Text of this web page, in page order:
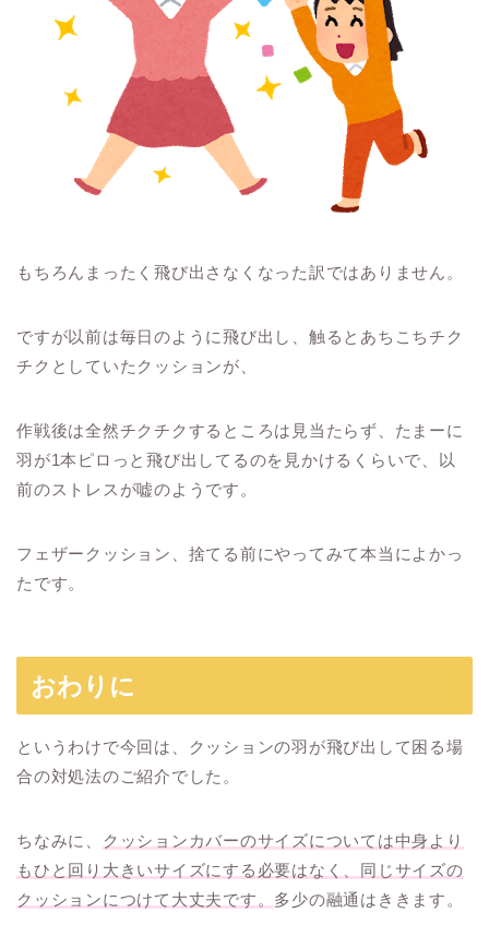
もちろんまったく飛び出さなくなった訳ではありません。
ですが以前は毎日のように飛び出し、触るとあちこちチク
チクとしていたクッションが、
作戦後は全然チクチクするところは見当たらず、たまーに
羽が1本ピロっと飛び出してるのを見かけるくらいで、以
前のストレスが嘘のようです。
フェザークッション、捨てる前にやってみて本当によかっ
たです。
おわりに
というわけで今回は、クッションの羽が飛び出して困る場
合の対処法のご紹介でした。
ちなみに、
クッションカバーのサイズについては中身より
もひと回り大きいサイズにする必要はなく、同じサイズの
クッションにつけて大丈夫です。 多少の融通はききます。